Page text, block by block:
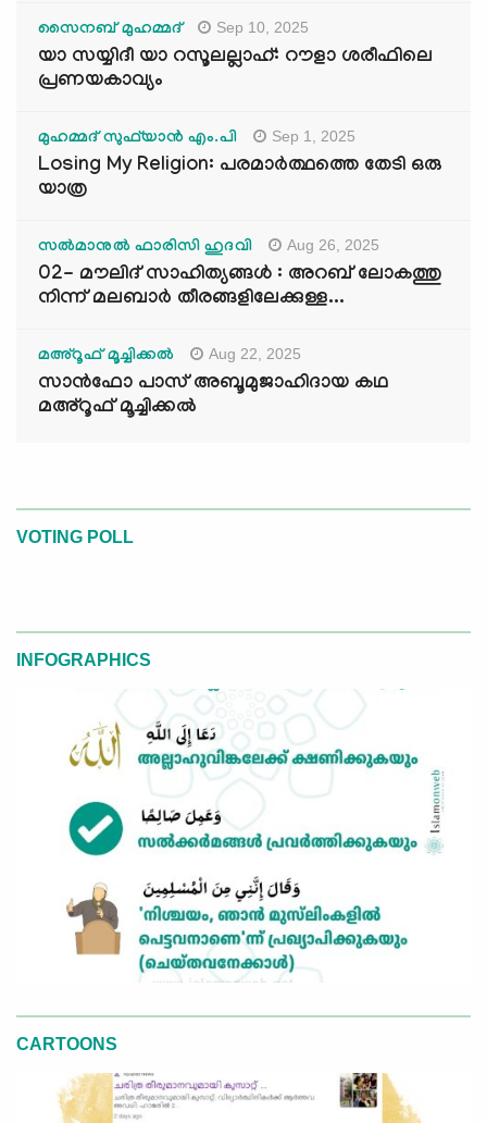
സൈനബ് മുഹമ്മദ് Sep 10, 2025
യാ സയ്യിദീ യാ റസൂലല്ലാഹ്: റൗളാ ശരീഫിലെ
പ്രണയകാവ്യം
മുഹമ്മദ് സുഫ്‌യാൻ എം.പി Sep 1, 2025
Losing My Religion: പരമാർത്ഥത്തെ തേടി ഒരു
യാത്ര
സൽമാനുൽ ഫാരിസി ഹുദവി Aug 26, 2025
02- മൗലിദ് സാഹിത്യങ്ങൾ : അറബ് ലോകത്തു
നിന്ന് മലബാർ തീരങ്ങളിലേക്കുള്ള...
മഅ്റൂഫ് മൂച്ചിക്കല്‍ Aug 22, 2025
സാൻഫോ പാസ് അബൂമുജാഹിദായ കഥ
മഅ്റൂഫ് മൂച്ചിക്കല്‍
VOTING POLL
INFOGRAPHICS
CARTOONS